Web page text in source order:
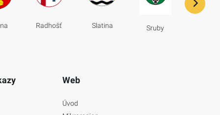
Radhošť Slatina Sruby
Web
Úvod